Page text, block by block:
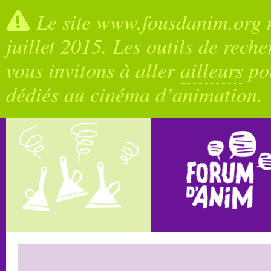
Le site
juillet 2015. Les outils de
vous invitons à allerailleurs
dédiés au cinéma d’animation.